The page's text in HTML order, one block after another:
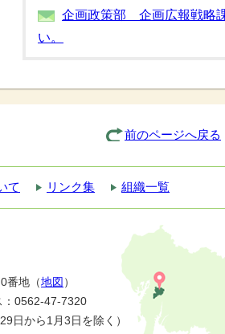
企画政策部 企画広報戦略
い。
前のページへ戻る
て リンク集 組織一覧
番地（地図 ）
0562-47-7320
日から1月3日を除く）